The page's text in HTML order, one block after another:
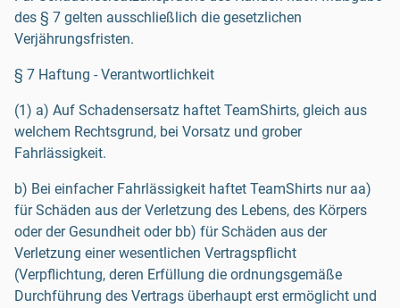
des § 7 gelten ausschließlich die gesetzlichen
Verjährungsfristen.
§ 7 Haftung - Verantwortlichkeit
(1) a) Auf Schadensersatz haftet TeamShirts, gleich aus
welchem Rechtsgrund, bei Vorsatz und grober
Fahrlässigkeit.
b) Bei einfacher Fahrlässigkeit haftet TeamShirts nur aa)
für Schäden aus der Verletzung des Lebens, des Körpers
oder der Gesundheit oder bb) für Schäden aus der
Verletzung einer wesentlichen Vertragspflicht
(Verpflichtung, deren Erfüllung die ordnungsgemäße
Durchführung des Vertrags überhaupt erst ermöglicht und